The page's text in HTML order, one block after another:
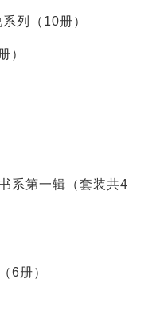
列（10册）
）
系第一辑（套装共4
6册）